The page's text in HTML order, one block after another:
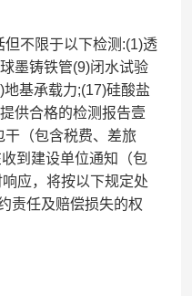
不限于以下检测:(1)透
墨铸铁管(9)闭水试验
基承载力;(17)硅酸盐
供合格的检测报告壹
干（包含税费、差旅
到建设单位通知（包
应，将按以下规定处
责任及赔偿损失的权